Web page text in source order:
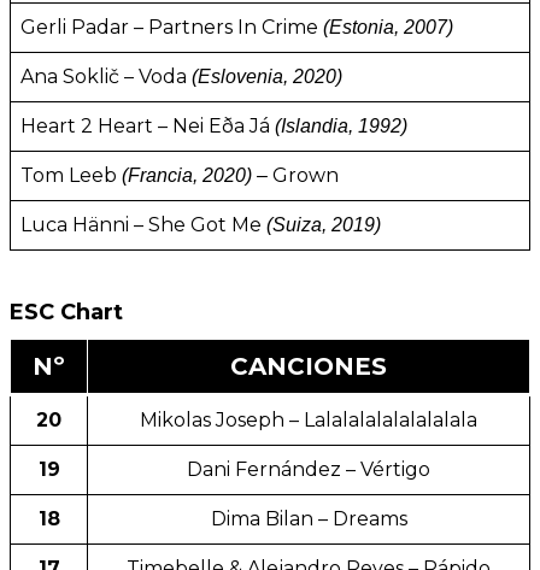
Gerli Padar – Partners In Crime (Estonia, 2007)
Ana Soklič – Voda (Eslovenia, 2020)
Heart 2 Heart – Nei Eða Já (Islandia, 1992)
Tom Leeb (Francia, 2020) – Grown
Luca Hänni – She Got Me (Suiza, 2019)
ESC Chart
Nº CANCIONES
20 Mikolas Joseph – Lalalalalalalalalala
19 Dani Fernández – Vértigo
18 Dima Bilan – Dreams